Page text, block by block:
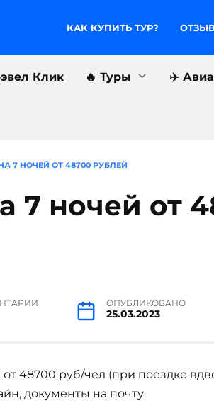
КАК КУПИТЬ ТУР?
Клик 🔥 Туры ✈️
7 НОЧЕЙ ОТ 48700 РУБЛЕЙ
7 ночей от
ОПУБЛИКОВАНО
25.03.2023
48700 руб/чел (при поездке
документы на почту.